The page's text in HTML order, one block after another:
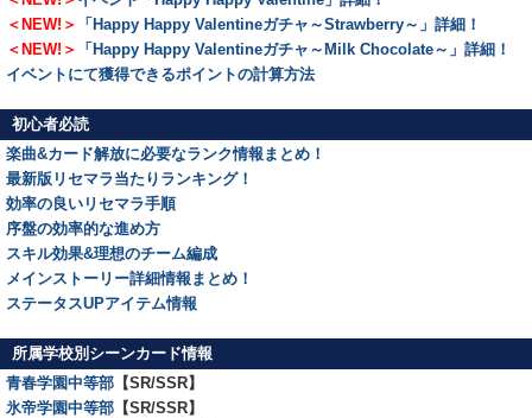
＜NEW!＞
「Happy Happy Valentineガチャ～Strawberry～」詳細！
＜NEW!＞
「Happy Happy Valentineガチャ～Milk Chocolate～」詳細！
イベントにて獲得できるポイントの計算方法
初心者必読
楽曲&カード解放に必要なランク情報まとめ！
最新版リセマラ当たりランキング！
効率の良いリセマラ手順
序盤の効率的な進め方
スキル効果&理想のチーム編成
メインストーリー詳細情報まとめ！
ステータスUPアイテム情報
所属学校別シーンカード情報
青春学園中等部 【SR/SSR】
氷帝学園中等部 【SR/SSR】